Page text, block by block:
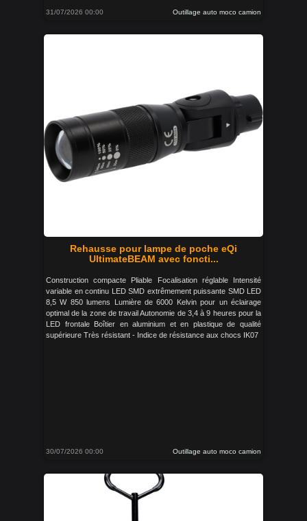
31/07/2026 00:00 Outillage auto moco camion
Rehausse pour lampe de poche eQi
UltimateBEAM avec foncti...
Construction compacte Pliable Focalisation réglable Intensité
variable en continu LED SMD extrêmement puissante SMD LED
8,5 W 850 lumens Lumière de 6000 Kelvin pour un éclairage
optimal de la zone de travail Autonomie de 3,4 à 9 heures pour la
LED frontale Boîtier en aluminium et en plastique de qualité
supérieure Très résistant - Indice de résistance aux chocs IK07
30/07/2026 00:00 Outillage auto moco camion